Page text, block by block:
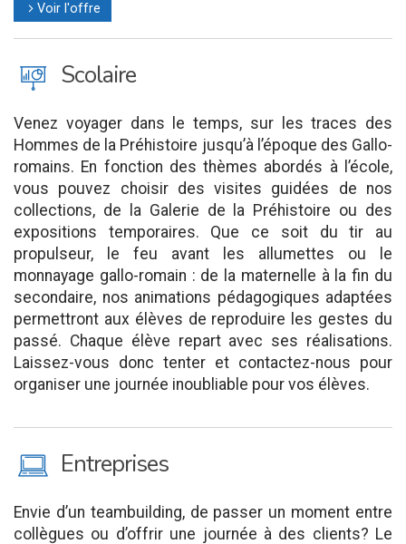
l Voir l'offre
J Scolaire
Venez voyager dans le temps, sur les traces des
Hommes de la Préhistoire jusqu’à l’époque des Gallo-
romains. En fonction des thèmes abordés à l’école,
vous pouvez choisir des visites guidées de nos
collections, de la Galerie de la Préhistoire ou des
expositions temporaires. Que ce soit du tir au
propulseur, le feu avant les allumettes ou le
monnayage gallo-romain : de la maternelle à la fin du
secondaire, nos animations pédagogiques adaptées
permettront aux élèves de reproduire les gestes du
passé. Chaque élève repart avec ses réalisations.
Laissez-vous donc tenter et contactez-nous pour
organiser une journée inoubliable pour vos élèves.
M Entreprises
Envie d’un teambuilding, de passer un moment entre
collègues ou d’offrir une journée à des clients? Le